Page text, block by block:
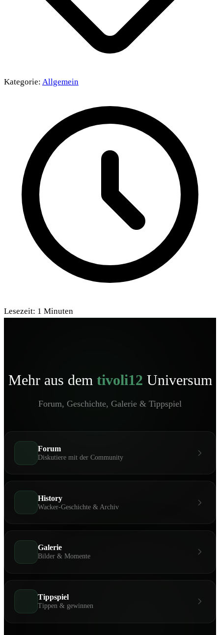
Kategorie: Allgemein
Lesezeit: 1 Minuten
Mehr aus dem tivoli12 Universum
Forum, Geschichte, Galerie & Tippspiel
Forum
Diskutiere mit der Community
History
Wacker-Geschichte & Archiv
Galerie
Bilder & Momente
Tippspiel
Tippen & gewinnen